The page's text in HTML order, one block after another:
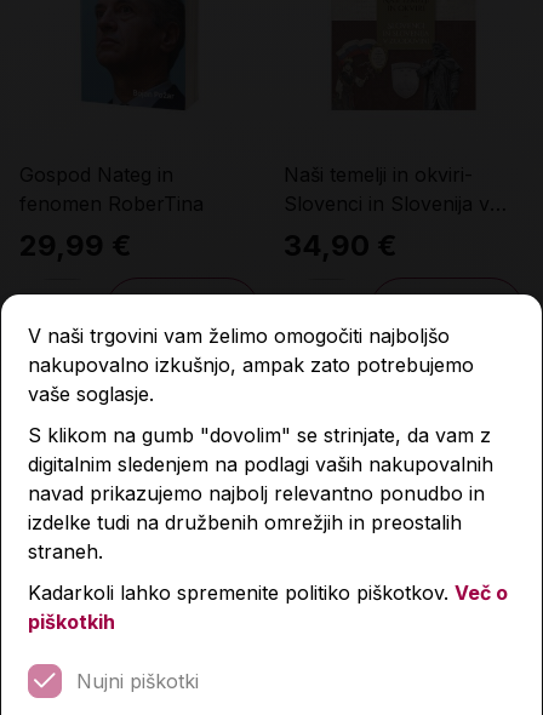
Gospod Nateg in
fenomen RoberTina
29,99 €
Količina
Naši temelji in okviri-
Slovenci in Slovenija v
zgodovini, 1. zvezek
34,90 €
Količina
V naši trgovini vam želimo omogočiti najboljšo
nakupovalno izkušnjo, ampak zato potrebujemo
vaše soglasje.
S klikom na gumb "dovolim" se strinjate, da vam z
digitalnim sledenjem na podlagi vaših nakupovalnih
navad prikazujemo najbolj relevantno ponudbo in
izdelke tudi na družbenih omrežjih in preostalih
straneh.
Kadarkoli lahko spremenite politiko piškotkov. Več o
piškotkih
Nujni piškotki